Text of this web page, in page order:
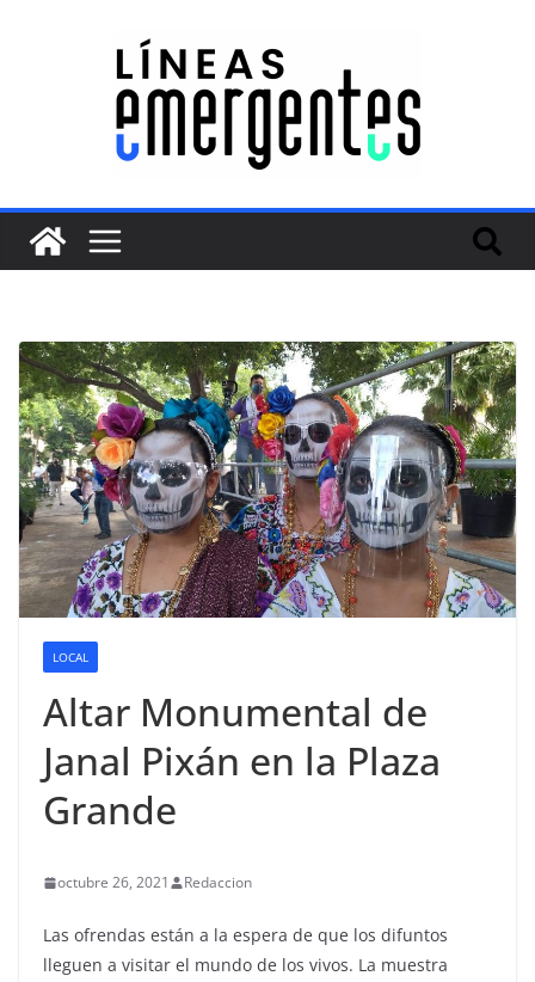
LOCAL
Altar Monumental de
Janal Pixán en la Plaza
Grande
octubre 26, 2021 Redaccion
Las ofrendas están a la espera de que los difuntos
lleguen a visitar el mundo de los vivos. La muestra